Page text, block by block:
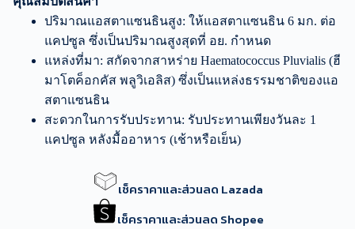
ปริมาณแอสตาแซนธินสูง: ให้แอสตาแซนธิน 6 มก. ต่อ
แคปซูล ซึ่งเป็นปริมาณสูงสุดที่ อย. กำหนด
แหล่งที่มา: สกัดจากสาหร่าย Haematococcus Pluvialis (ฮี
มาโตค็อกคัส พลูวิเอลิส) ซึ่งเป็นแหล่งธรรมชาติของแอ
สตาแซนธิน
สะดวกในการรับประทาน: รับประทานเพียงวันละ 1
แคปซูล หลังมื้ออาหาร (เช้าหรือเย็น)
เช็คราคาและส่วนลด Lazada
เช็คราคาและส่วนลด Shopee